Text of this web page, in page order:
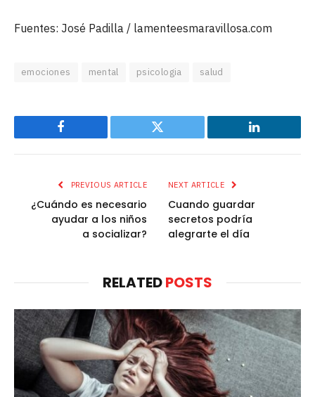
Fuentes: José Padilla / lamenteesmaravillosa.com
emociones mental psicologia salud
Facebook Twitter LinkedIn
PREVIOUS ARTICLE
¿Cuándo es necesario
ayudar a los niños
a socializar?
NEXT ARTICLE
Cuando guardar
secretos podría
alegrarte el día
RELATEDPOSTS